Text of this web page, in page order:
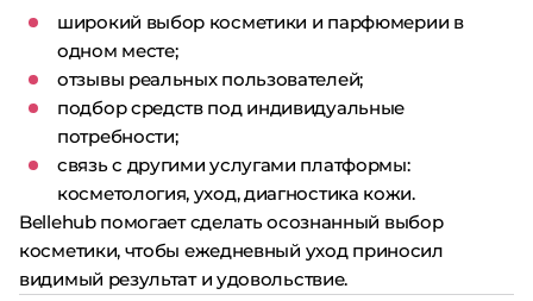
широкий выбор косметики и парфюмерии в
одном месте;
отзывы реальных пользователей;
подбор средств под индивидуальные
потребности;
связь с другими услугами платформы:
косметология, уход, диагностика кожи.
Bellehub помогает сделать осознанный выбор
косметики, чтобы ежедневный уход приносил
видимый результат и удовольствие.